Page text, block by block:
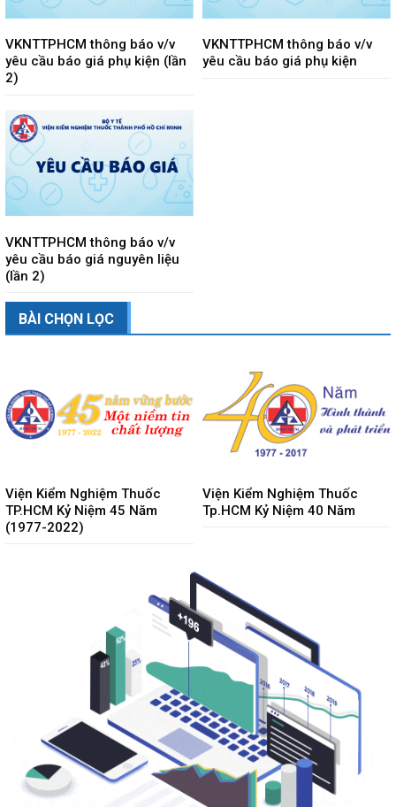
VKNTTPHCM thông báo v/v
yêu cầu báo giá phụ kiện (lần
2)
VKNTTPHCM thông báo v/v
yêu cầu báo giá phụ kiện
VKNTTPHCM thông báo v/v
yêu cầu báo giá nguyên liệu
(lần 2)
BÀI CHỌN LỌC
Viện Kiểm Nghiệm Thuốc
TP.HCM Kỷ Niệm 45 Năm
(1977-2022)
Viện Kiểm Nghiệm Thuốc
Tp.HCM Kỷ Niệm 40 Năm